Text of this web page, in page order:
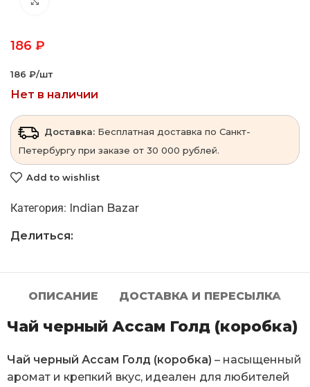
186 ₽
186 ₽‎/шт
Нет в наличии
Доставка: Бесплатная доставка по Санкт-
Петербургу при заказе от 30 000 рублей.
Add to wishlist
Категория: Indian Bazar
Делиться:
ОПИСАНИЕ ДОСТАВКА И ПЕРЕСЫЛКА
Чай черный Ассам Голд (коробка)
Чай черный Ассам Голд (коробка) – насыщенный
аромат и крепкий вкус, идеален для любителей